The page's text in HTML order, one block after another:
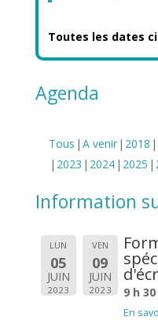
Toutes les dates
Agenda
Tous A venir 2018
2023
2024 2025
Information
LUN
05
JUIN
2023
VEN
09
JUIN
2023 9 h
En